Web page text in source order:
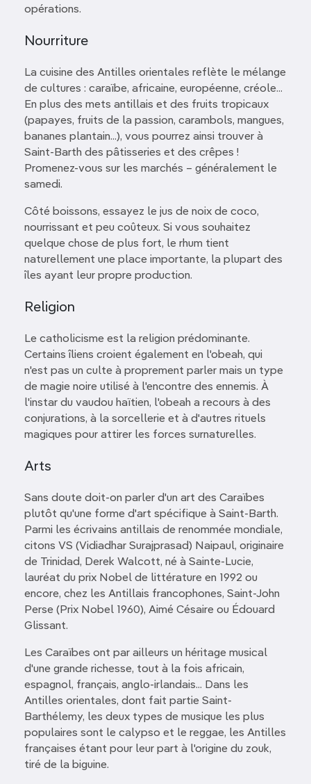
opérations.
Nourriture
La cuisine des Antilles orientales reflète le mélange
de cultures : caraïbe, africaine, européenne, créole...
En plus des mets antillais et des fruits tropicaux
(papayes, fruits de la passion, carambols, mangues,
bananes plantain...), vous pourrez ainsi trouver à
Saint-Barth des pâtisseries et des crêpes !
Promenez-vous sur les marchés – généralement le
samedi.
Côté boissons, essayez le jus de noix de coco,
nourrissant et peu coûteux. Si vous souhaitez
quelque chose de plus fort, le rhum tient
naturellement une place importante, la plupart des
îles ayant leur propre production.
Religion
Le catholicisme est la religion prédominante.
Certains îliens croient également en l'obeah, qui
n'est pas un culte à proprement parler mais un type
de magie noire utilisé à l'encontre des ennemis. À
l'instar du vaudou haïtien, l'obeah a recours à des
conjurations, à la sorcellerie et à d'autres rituels
magiques pour attirer les forces surnaturelles.
Arts
Sans doute doit-on parler d'un art des Caraïbes
plutôt qu'une forme d'art spécifique à Saint-Barth.
Parmi les écrivains antillais de renommée mondiale,
citons VS (Vidiadhar Surajprasad) Naipaul, originaire
de Trinidad, Derek Walcott, né à Sainte-Lucie,
lauréat du prix Nobel de littérature en 1992 ou
encore, chez les Antillais francophones, Saint-John
Perse (Prix Nobel 1960), Aimé Césaire ou Édouard
Glissant.
Les Caraïbes ont par ailleurs un héritage musical
d'une grande richesse, tout à la fois africain,
espagnol, français, anglo-irlandais... Dans les
Antilles orientales, dont fait partie Saint-
Barthélemy, les deux types de musique les plus
populaires sont le calypso et le reggae, les Antilles
françaises étant pour leur part à l'origine du zouk,
tiré de la biguine.